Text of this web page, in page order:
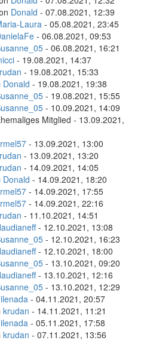
Donald - 07.08.2021, 12:39
Laura - 05.08.2021, 23:45
- 06.08.2021, 09:53
- 06.08.2021, 16:21
- 19.08.2021, 14:37
- 19.08.2021, 15:33
Donald - 19.08.2021, 19:38
- 19.08.2021, 15:55
- 10.09.2021, 14:09
Mitglied - 13.09.2021,
- 13.09.2021, 13:00
- 13.09.2021, 13:20
- 14.09.2021, 14:05
Donald - 14.09.2021, 18:20
- 14.09.2021, 17:55
- 14.09.2021, 22:16
- 11.10.2021, 14:51
- 12.10.2021, 13:08
- 12.10.2021, 16:23
- 12.10.2021, 18:00
- 13.10.2021, 09:20
- 13.10.2021, 12:16
- 13.10.2021, 12:29
- 04.11.2021, 20:57
krudan - 14.11.2021, 11:21
- 05.11.2021, 17:58
krudan - 07.11.2021, 13:56